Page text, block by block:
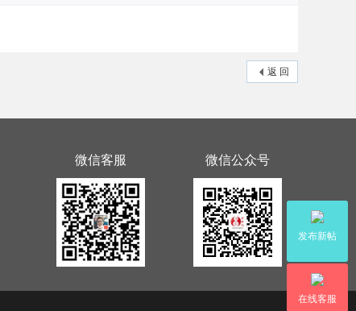
返 回
发布新帖
在线客服
微信客服 微信公众号